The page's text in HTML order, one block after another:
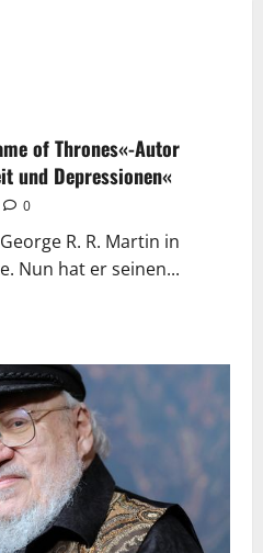
of Thrones«-Autor
und Depressionen«
0
R. R. Martin in
Nun hat er seinen...